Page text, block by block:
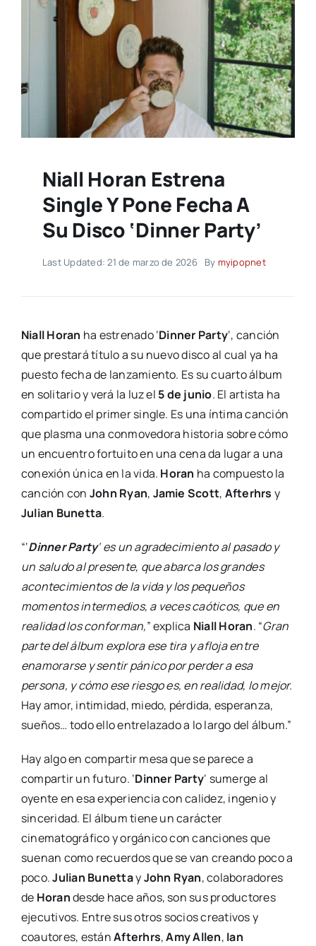
Niall Horan Estrena
Single Y Pone Fecha A
Su Disco ‘Dinner Party’
Last Updated: 21 de marzo de 2026 By myipopnet
Niall Horan ha estrenado ‘Dinner Party‘, canción
que prestará título a su nuevo disco al cual ya ha
puesto fecha de lanzamiento. Es su cuarto álbum
en solitario y verá la luz el 5 de junio. El artista ha
compartido el primer single. Es una íntima canción
que plasma una conmovedora historia sobre cómo
un encuentro fortuito en una cena da lugar a una
conexión única en la vida. Horan ha compuesto la
canción con John Ryan, Jamie Scott, Afterhrs y
Julian Bunetta.
“‘Dinner Party‘es un agradecimiento al pasado y
un saludo al presente, que abarca los grandes
acontecimientos de la vida y los pequeños
momentos intermedios, a veces caóticos, que en
realidad los conforman,” explica Niall Horan. “Gran
parte del álbum explora ese tira y afloja entre
enamorarse y sentir pánico por perder a esa
persona, y cómo ese riesgo es, en realidad, lo mejor.
Hay amor, intimidad, miedo, pérdida, esperanza,
sueños… todo ello entrelazado a lo largo del álbum.”
Hay algo en compartir mesa que se parece a
compartir un futuro. ‘Dinner Party‘ sumerge al
oyente en esa experiencia con calidez, ingenio y
sinceridad. El álbum tiene un carácter
cinematográfico y orgánico con canciones que
suenan como recuerdos que se van creando poco a
poco.Julian BunettayJohn Ryan, colaboradores
de Horandesde hace años, son sus productores
ejecutivos. Entre sus otros socios creativos y
coautores, estánAfterhrs,Amy Allen, Ian